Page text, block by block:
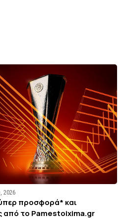
2026
προσφορά* και
από το Pamestoixima.gr